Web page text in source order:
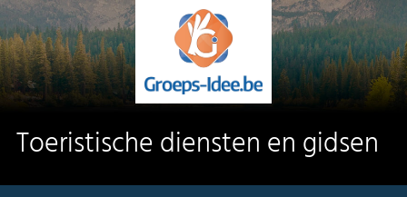
Toeristische diensten en gidsen